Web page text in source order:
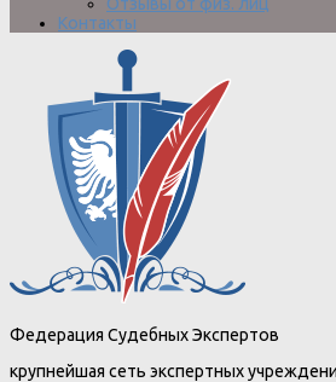
Отзывы от физ. лиц
Контакты
Федерация Судебных Экспертов
крупнейшая сеть экспертных